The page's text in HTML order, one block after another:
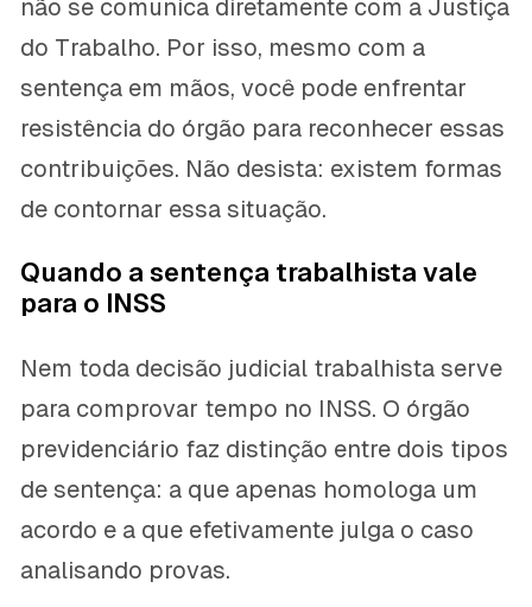
não se comunica diretamente com a Justiça
do Trabalho. Por isso, mesmo com a
sentença em mãos, você pode enfrentar
resistência do órgão para reconhecer essas
contribuições. Não desista: existem formas
de contornar essa situação.
Quando a sentença trabalhista vale
para o INSS
Nem toda decisão judicial trabalhista serve
para comprovar tempo no INSS. O órgão
previdenciário faz distinção entre dois tipos
de sentença: a que apenas homologa um
acordo e a que efetivamente julga o caso
analisando provas.